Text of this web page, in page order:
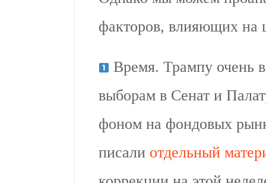
факторов, влияющих на
Время. Трампу очень
выборам в Сенат и
фоном на фондовых
писали отдельный